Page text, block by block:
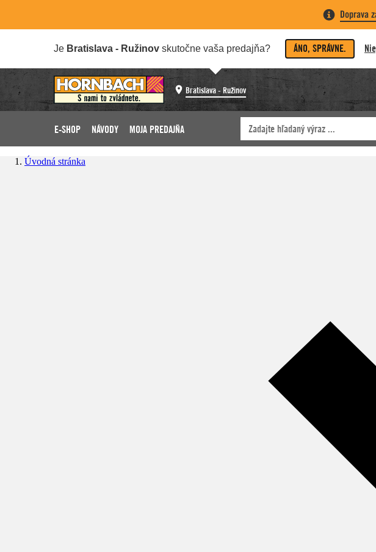
Doprava
Je Bratislava - Ružinov skutočne vaša predajňa? ÁNO, SPRÁVNE.
Bratislava - Ružinov
E-SHOP NÁVODY MOJA PREDAJŇA
Úvodná stránka